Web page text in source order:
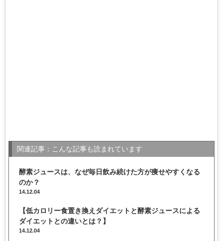
関連記事：こんな記事も読まれています
酵素ジュースは、なぜ毎日飲み続けた方が痩せやすくなる
のか？
14.12.04
【低カロリー食置き換えダイエットと酵素ジュースによる
ダイエットとの違いとは？】
14.12.04